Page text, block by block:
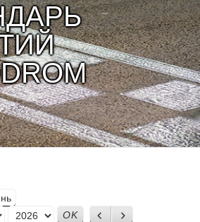
Назад
Вперед